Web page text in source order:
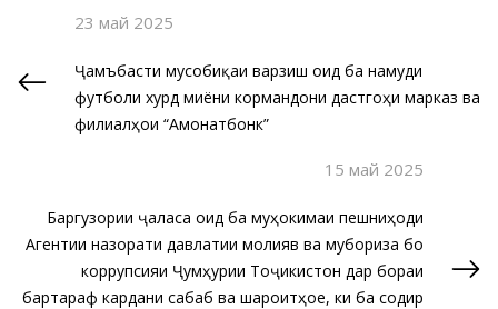
23 май 2025
Ҷамъбасти мусобиқаи варзишӣ оид ба намуди
футболи хурд миёни кормандони дастгоҳи марказӣ ва
филиалҳои “Амонатбонк”
15 май 2025
Баргузории ҷаласа оид ба муҳокимаи пешниҳоди
Агентии назорати давлатии молиявӣ ва мубориза бо
коррупсияи Ҷумҳурии Тоҷикистон дар бораи
бартараф кардани сабаб ва шароитҳое, ки ба содир